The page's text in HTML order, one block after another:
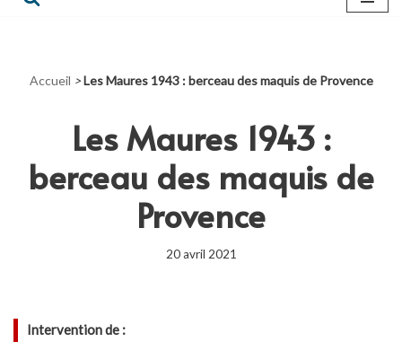
Accueil > Les Maures 1943 : berceau des maquis de Provence
Les Maures 1943 :
berceau des maquis de
Provence
20 avril 2021
Intervention de :